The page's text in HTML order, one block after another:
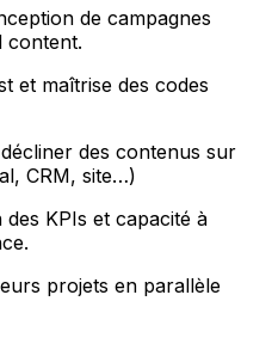
de campagnes
content.
et maîtrise des codes
des contenus sur
CRM, site…)
KPIs et capacité à
projets en parallèle